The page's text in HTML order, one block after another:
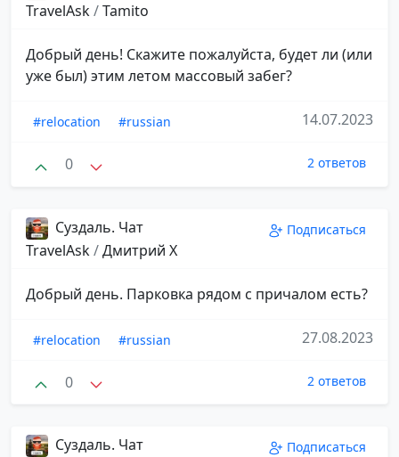
TravelAsk/Tamito
Добрый день! Скажите пожалуйста, будет ли (или
уже был) этим летом массовый забег?
#relocation #russian 14.07.2023
0 2 ответов
Суздаль. Чат
TravelAsk/Дмитрий Х
Подписаться
Добрый день. Парковка рядом с причалом есть?
#relocation #russian 27.08.2023
0 2 ответов
Суздаль. Чат
Подписаться